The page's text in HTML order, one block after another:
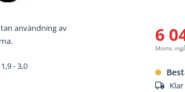
6
Moms
användning av
- 3,0